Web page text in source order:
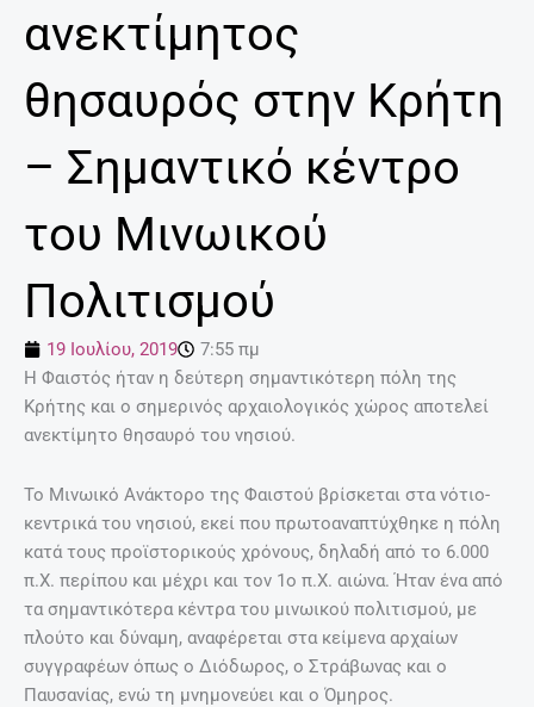
ανεκτίμητος
θησαυρός στην Κρήτη
– Σημαντικό κέντρο
του Μινωικού
Πολιτισμού
19 Ιουλίου, 2019
7:55 πμ
Η Φαιστός ήταν η δεύτερη σημαντικότερη πόλη της
Κρήτης και ο σημερινός αρχαιολογικός χώρος αποτελεί
ανεκτίμητο θησαυρό του νησιού.
Το Μινωικό Ανάκτορο της Φαιστού βρίσκεται στα νότιο-
κεντρικά του νησιού, εκεί που πρωτοαναπτύχθηκε η πόλη
κατά τους προϊστορικούς χρόνους, δηλαδή από το 6.000
π.Χ. περίπου και μέχρι και τον 1ο π.Χ. αιώνα. Ήταν ένα από
τα σημαντικότερα κέντρα του μινωικού πολιτισμού, με
πλούτο και δύναμη, αναφέρεται στα κείμενα αρχαίων
συγγραφέων όπως ο Διόδωρος, ο Στράβωνας και ο
Παυσανίας, ενώ τη μνημονεύει και ο Όμηρος.